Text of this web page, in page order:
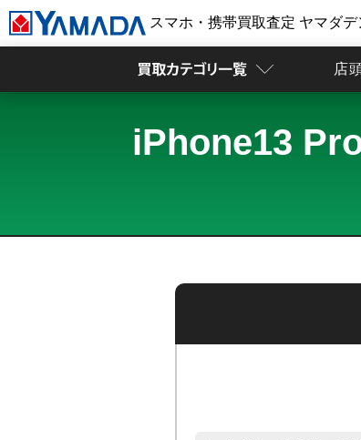
スマホ・携帯買取査定 ヤマダ
店
iPhone13